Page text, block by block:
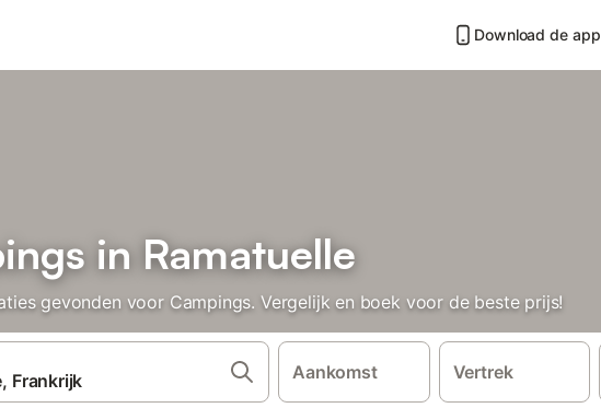
Download de app
in Ramatuelle
gevonden voor Campings. Vergelijk en boek voor de beste prijs!
Aankomst Vertrek